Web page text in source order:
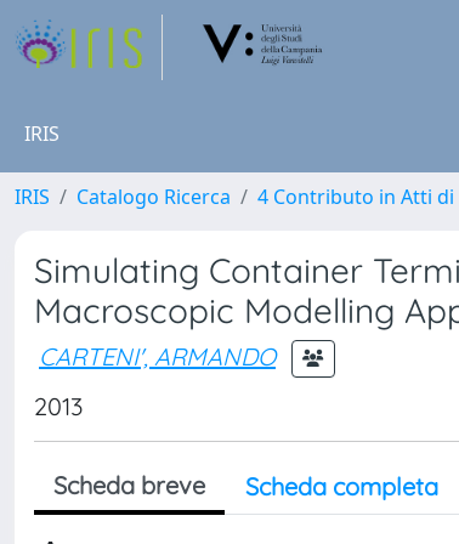
IRIS
IRIS Catalogo Ricerca 4 Contributo in Atti
Simulating Container
Macroscopic Modelling
CARTENI', ARMANDO
2013
Scheda breve Scheda completa